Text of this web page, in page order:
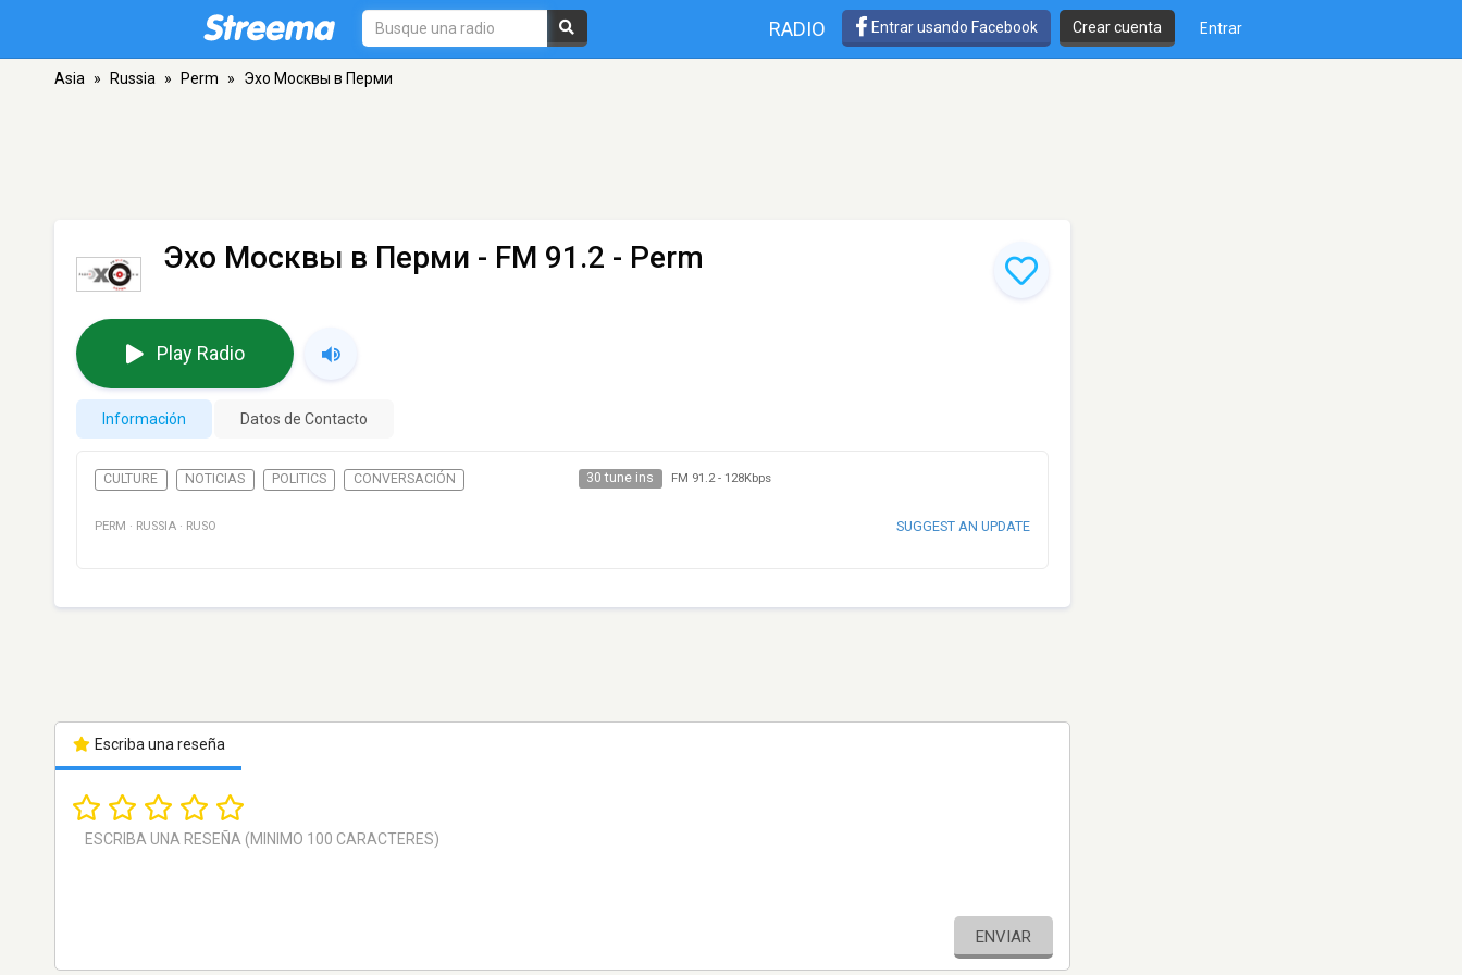
RADIO Entrar usando Facebook Crear cuenta Entrar
Asia » Russia » Perm » Эхо Москвы в Перми
Эхо Москвы в Перми - FM 91.2 - Perm
Play Radio
Información Datos de Contacto
CULTURE NOTICIAS POLITICS CONVERSACIÓN 30 tune ins FM 91.2- 128Kbps
PERM · RUSSIA · RUSO SUGGEST AN UPDATE
Escriba una reseña
ENVIAR